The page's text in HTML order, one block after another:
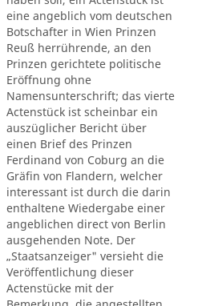
eine angeblich vom deutschen
Botschafter in Wien Prinzen
Reuß herrührende, an den
Prinzen gerichtete politische
Eröffnung ohne
Namensunterschrift; das vierte
Actenstück ist scheinbar ein
auszüglicher Bericht über
einen Brief des Prinzen
Ferdinand von Coburg an die
Gräfin von Flandern, welcher
interessant ist durch die darin
enthaltene Wiedergabe einer
angeblichen direct von Berlin
ausgehenden Note. Der
„Staatsanzeiger" versieht die
Veröffentlichung dieser
Actenstücke mit der